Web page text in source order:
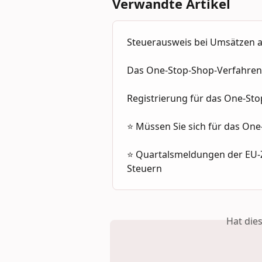
Steuerausweis bei Umsätzen
Das One-Stop-Shop-
Registrierung für das One-
⭐ Müssen Sie sich für das
⭐ Quartalsmeldungen der
Steuern
Hat